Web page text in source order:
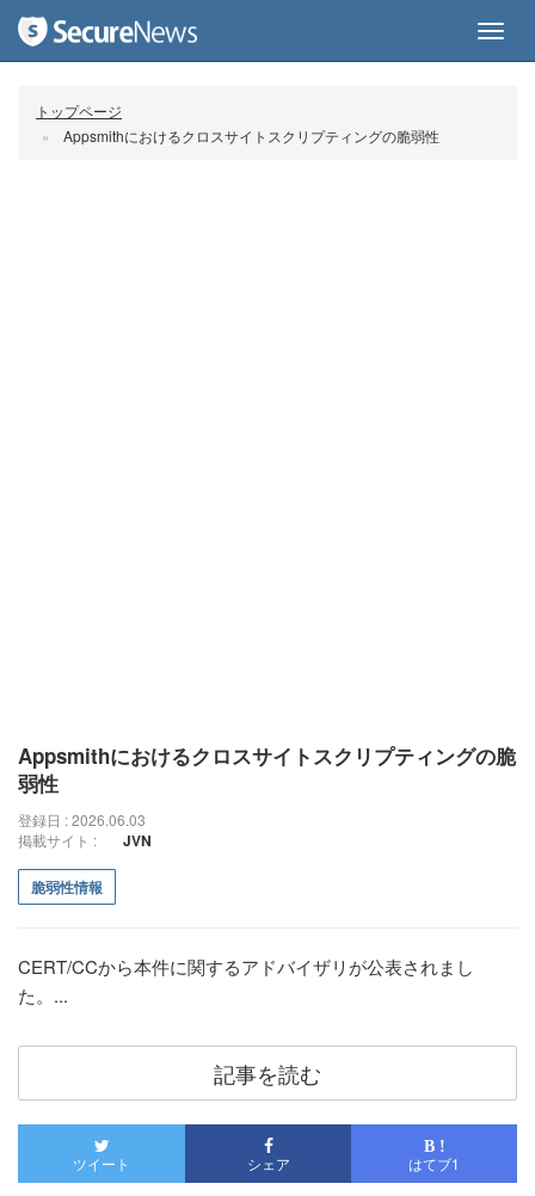
トップページ
Appsmithにおけるクロスサイトスクリプティングの脆弱性
Appsmithにおけるクロスサイトスクリプティングの脆
弱性
登録日 : 2026.06.03
掲載サイト :
JVN
脆弱性情報
CERT/CCから本件に関するアドバイザリが公表されまし
た。...
記事を読む
ツイート シェア
B !
はてブ1